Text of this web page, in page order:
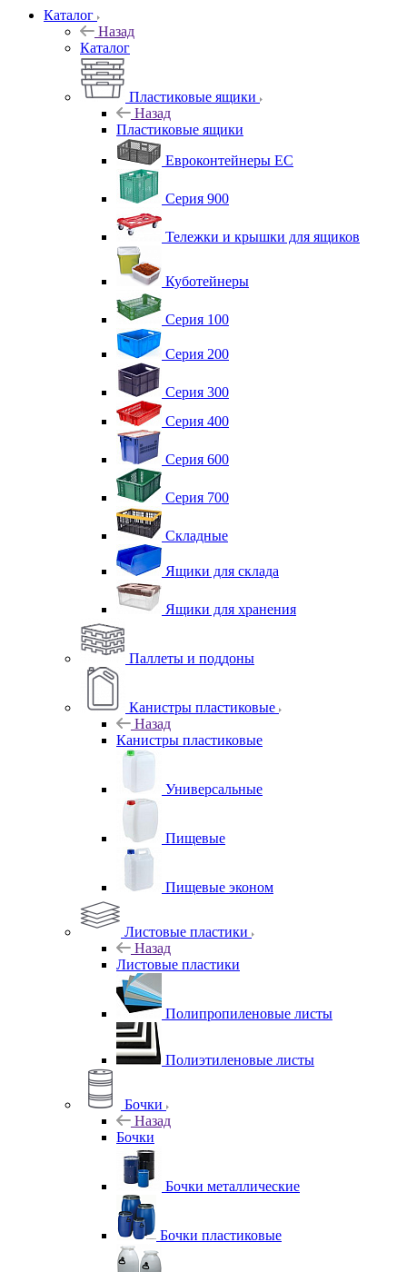
Каталог
Назад
Каталог
Пластиковые ящики
Назад
Пластиковые ящики
Евроконтейнеры ЕС
Серия 900
Тележки и крышки для ящиков
Куботейнеры
Серия 100
Серия 200
Серия 300
Серия 400
Серия 600
Серия 700
Складные
Ящики для склада
Ящики для хранения
Паллеты и поддоны
Канистры пластиковые
Назад
Канистры пластиковые
Универсальные
Пищевые
Пищевые эконом
Листовые пластики
Назад
Листовые пластики
Полипропиленовые листы
Полиэтиленовые листы
Бочки
Назад
Бочки
Бочки металлические
Бочки пластиковые